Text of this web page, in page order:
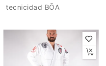
tecnicidad BŌA